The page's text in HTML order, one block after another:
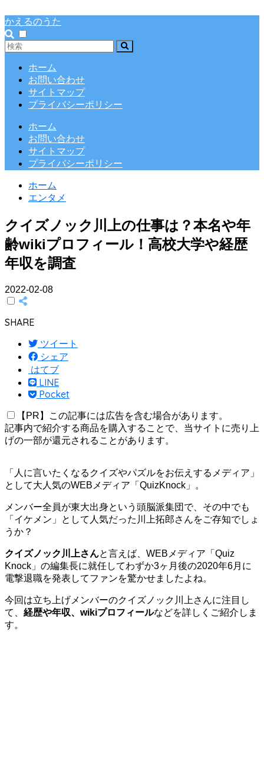
かえるのうた
ホーム
お問い合わせ
サイトマップ
プライバシーポリシー
ホーム
お問い合わせ
サイトマップ
プライバシーポリシー
ホーム
エンタメ
クイズノック川上の仕事は？本名や年
齢wikiプロフィール！高校大学や経歴
年収を調査
2022-02-08
SHARE
ツイート
シェア
はてブ
LINE
Pocket
【PR】この記事には広告を含む場合があります。
記事内で紹介する商品を購入することで、当サイトに売り上
げの一部が還元されることがあります。
「人に言いたくなるクイズやパズルをお伝えするメディア」
として大人気のWEBメディア「QuizKnock」。
メンバー全員が東大出身という頭脳派集団で、その中でも
「イケメン」として人気だった川上拓郎さんをご存知でしょ
うか？
クイズノック川上さんと言えば、WEBメディア「Quiz
Knock」の編集長に就任してわずか3ヶ月後の2020年6月に
電撃退職を発表してファンを驚かせましたよね。
今回は立ち上げメンバーのクイズノック川上さんに注目し
て、 経歴や年収、wikiプロフィールなどを詳しくご紹介しま
す。